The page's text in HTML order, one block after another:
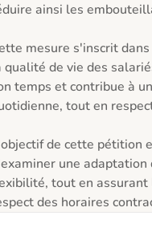
ainsi les
mesure s'inscrit
qualité de vie des
temps et contribue à
tout en
de cette pétition
une
tout en assurant
des horaires